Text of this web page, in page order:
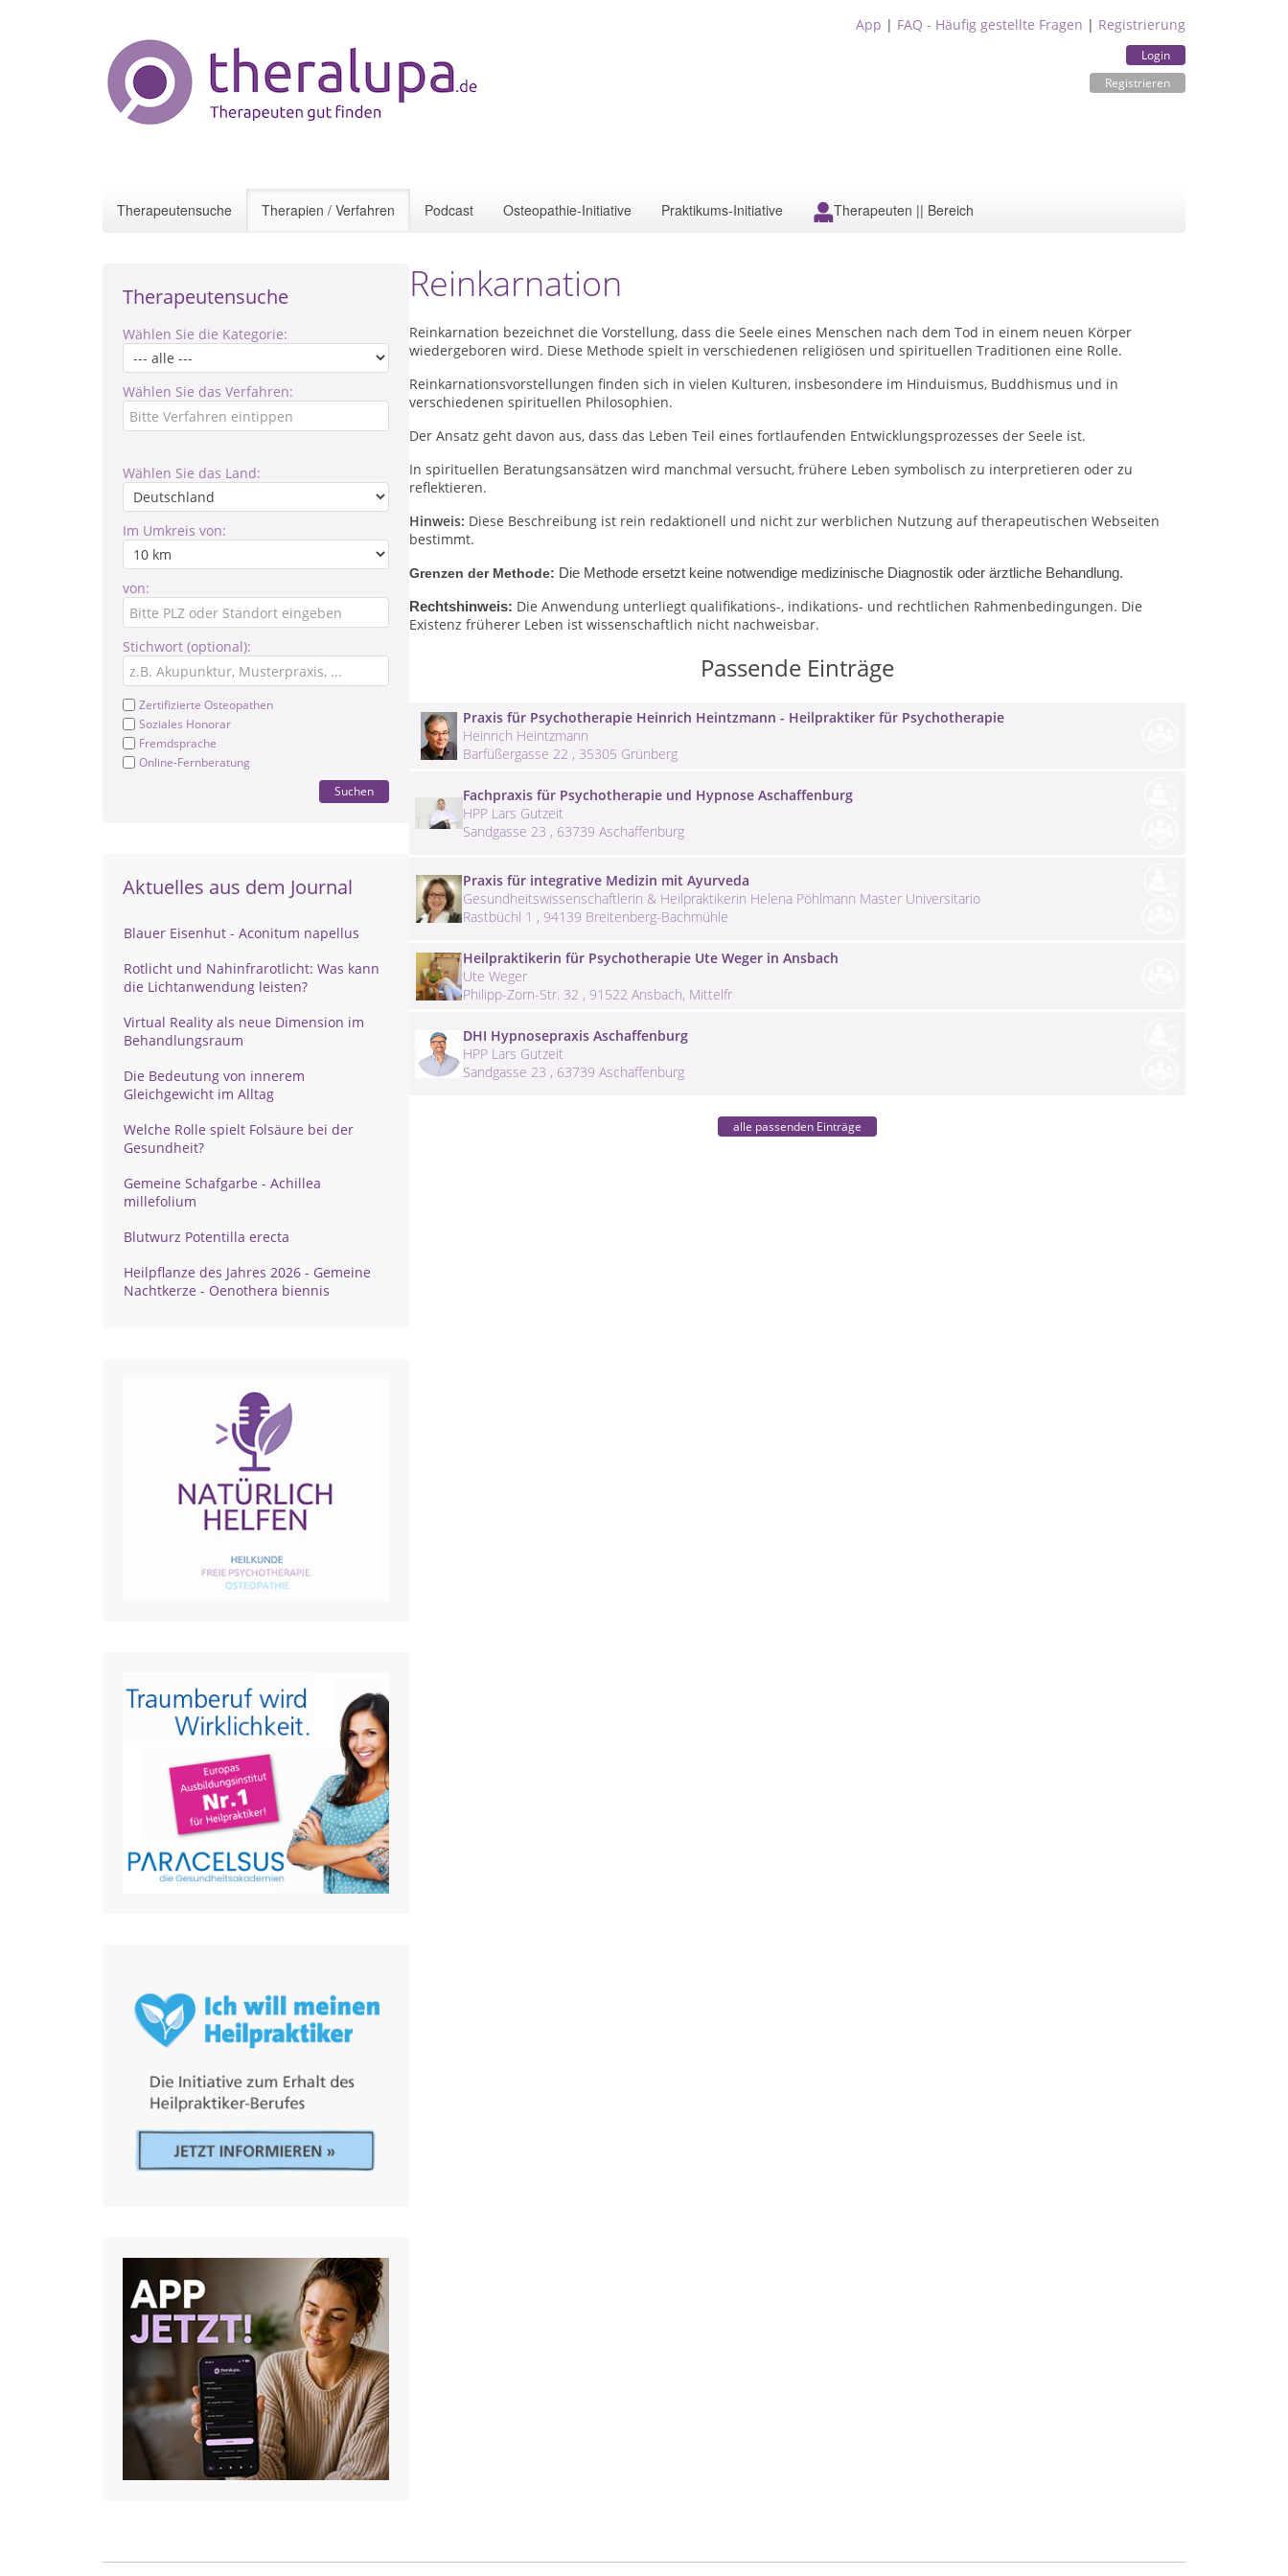
App | FAQ - Häufig gestellte Fragen | Registrierung
Login
Registrieren
Therapeutensuche Therapien / Verfahren Podcast Osteopathie-Initiative Praktikums-Initiative Therapeuten || Bereich
Therapeutensuche
Wählen Sie die Kategorie:
Wählen Sie das Verfahren:
Wählen Sie das Land:
Im Umkreis von:
von:
Stichwort (optional):
Zertifizierte Osteopathen
Soziales Honorar
Fremdsprache
Online-Fernberatung
Suchen
Aktuelles aus dem Journal
Blauer Eisenhut - Aconitum napellus
Rotlicht und Nahinfrarotlicht: Was kann
die Lichtanwendung leisten?
Virtual Reality als neue Dimension im
Behandlungsraum
Die Bedeutung von innerem
Gleichgewicht im Alltag
Welche Rolle spielt Folsäure bei der
Gesundheit?
Gemeine Schafgarbe - Achillea
millefolium
Blutwurz Potentilla erecta
Heilpflanze des Jahres 2026 - Gemeine
Nachtkerze - Oenothera biennis
Reinkarnation
Reinkarnation bezeichnet die Vorstellung, dass die Seele eines Menschen nach dem Tod in einem neuen Körper
wiedergeboren wird. Diese Methode spielt in verschiedenen religiösen und spirituellen Traditionen eine Rolle.
Reinkarnationsvorstellungen finden sich in vielen Kulturen, insbesondere im Hinduismus, Buddhismus und in
verschiedenen spirituellen Philosophien.
Der Ansatz geht davon aus, dass das Leben Teil eines fortlaufenden Entwicklungsprozesses der Seele ist.
In spirituellen Beratungsansätzen wird manchmal versucht, frühere Leben symbolisch zu interpretieren oder zu
reflektieren.
Hinweis: Diese Beschreibung ist rein redaktionell und nicht zur werblichen Nutzung auf therapeutischen Webseiten
bestimmt.
Grenzen der Methode: Die Methode ersetzt keine notwendige medizinische Diagnostik oder ärztliche Behandlung.
Rechtshinweis: Die Anwendung unterliegt qualifikations-, indikations- und rechtlichen Rahmenbedingungen. Die
Existenz früherer Leben ist wissenschaftlich nicht nachweisbar.
Passende Einträge
Praxis für Psychotherapie Heinrich Heintzmann - Heilpraktiker für Psychotherapie
Heinrich Heintzmann
Barfüßergasse 22 , 35305 Grünberg
Fachpraxis für Psychotherapie und Hypnose Aschaffenburg
HPP Lars Gutzeit
Sandgasse 23 , 63739 Aschaffenburg
Praxis für integrative Medizin mit Ayurveda
Gesundheitswissenschaftlerin & Heilpraktikerin Helena Pöhlmann Master Universitario
Rastbüchl 1 , 94139 Breitenberg-Bachmühle
Heilpraktikerin für Psychotherapie Ute Weger in Ansbach
Ute Weger
Philipp-Zorn-Str. 32 , 91522 Ansbach, Mittelfr
DHI Hypnosepraxis Aschaffenburg
HPP Lars Gutzeit
Sandgasse 23 , 63739 Aschaffenburg
alle passenden Einträge